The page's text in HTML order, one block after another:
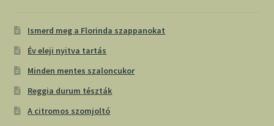
Ismerd meg a Florinda szappanokat
Év eleji nyitva tartás
Minden mentes szaloncukor
Reggia durum tészták
A citromos szomjoltó